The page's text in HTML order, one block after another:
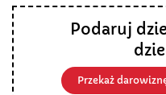
Podaruj
Przekaż